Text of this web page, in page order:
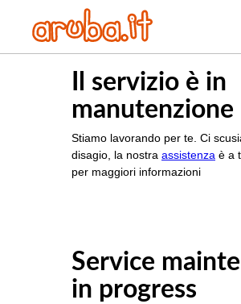
Il servizio è in
manutenzione
Stiamo lavorando per te. Ci
disagio, la nostra assistenza è a
per maggiori informazioni
Service
in progress